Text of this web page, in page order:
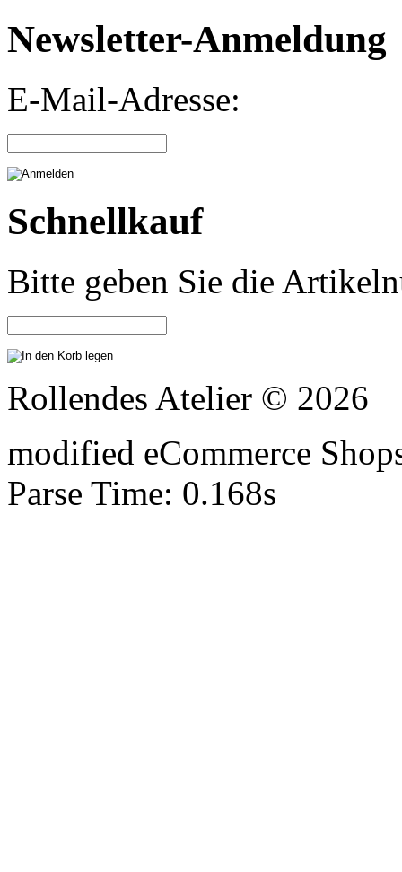
Newsletter-Anmeldung
E-Mail-Adresse:
Schnellkauf
Bitte geben Sie die
Rollendes Atelier © 2026
modified eCommerce
Parse Time: 0.168s